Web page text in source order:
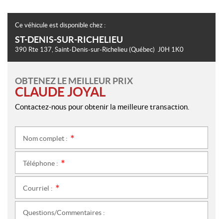
Ce véhicule est disponible chez :
ST-DENIS-SUR-RICHELIEU
390 Rte 137, Saint-Denis-sur-Richelieu (Québec) J0H 1K0
OBTENEZ LE MEILLEUR PRIX
CLAUDE JOYAL
Contactez-nous pour obtenir la meilleure transaction.
Nom complet :
Téléphone :
Courriel :
Questions/Commentaires :